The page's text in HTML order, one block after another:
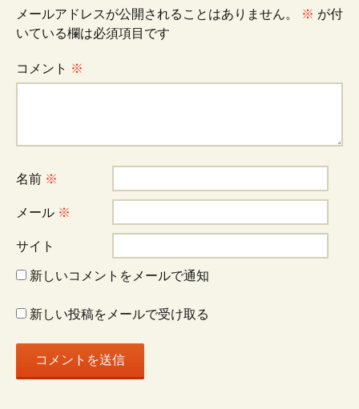
ビ
ゲ
シ
ョ
ン
メールアドレスが公開されることはありません。 ※ が付
いている欄は必須項目です
コメント ※
名前 ※
メール ※
サイト
新しいコメントをメールで通知
新しい投稿をメールで受け取る